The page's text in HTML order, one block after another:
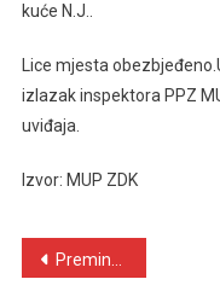
kuće N.J..
Lice mjesta
izlazak inspektora PPZ
uviđaja.
Izvor: MUP ZDK
Navigacija
Preminuo Mijo Pranjić